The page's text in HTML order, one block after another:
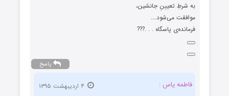
به‌ شرطِ تعیینِ جانشین،
موافقت می‌شود….
فرمانده‌ی پاسگاه . . .???
پاسخ
فاطمه یاس :
۴ اردیبهشت ۱۳۹۵